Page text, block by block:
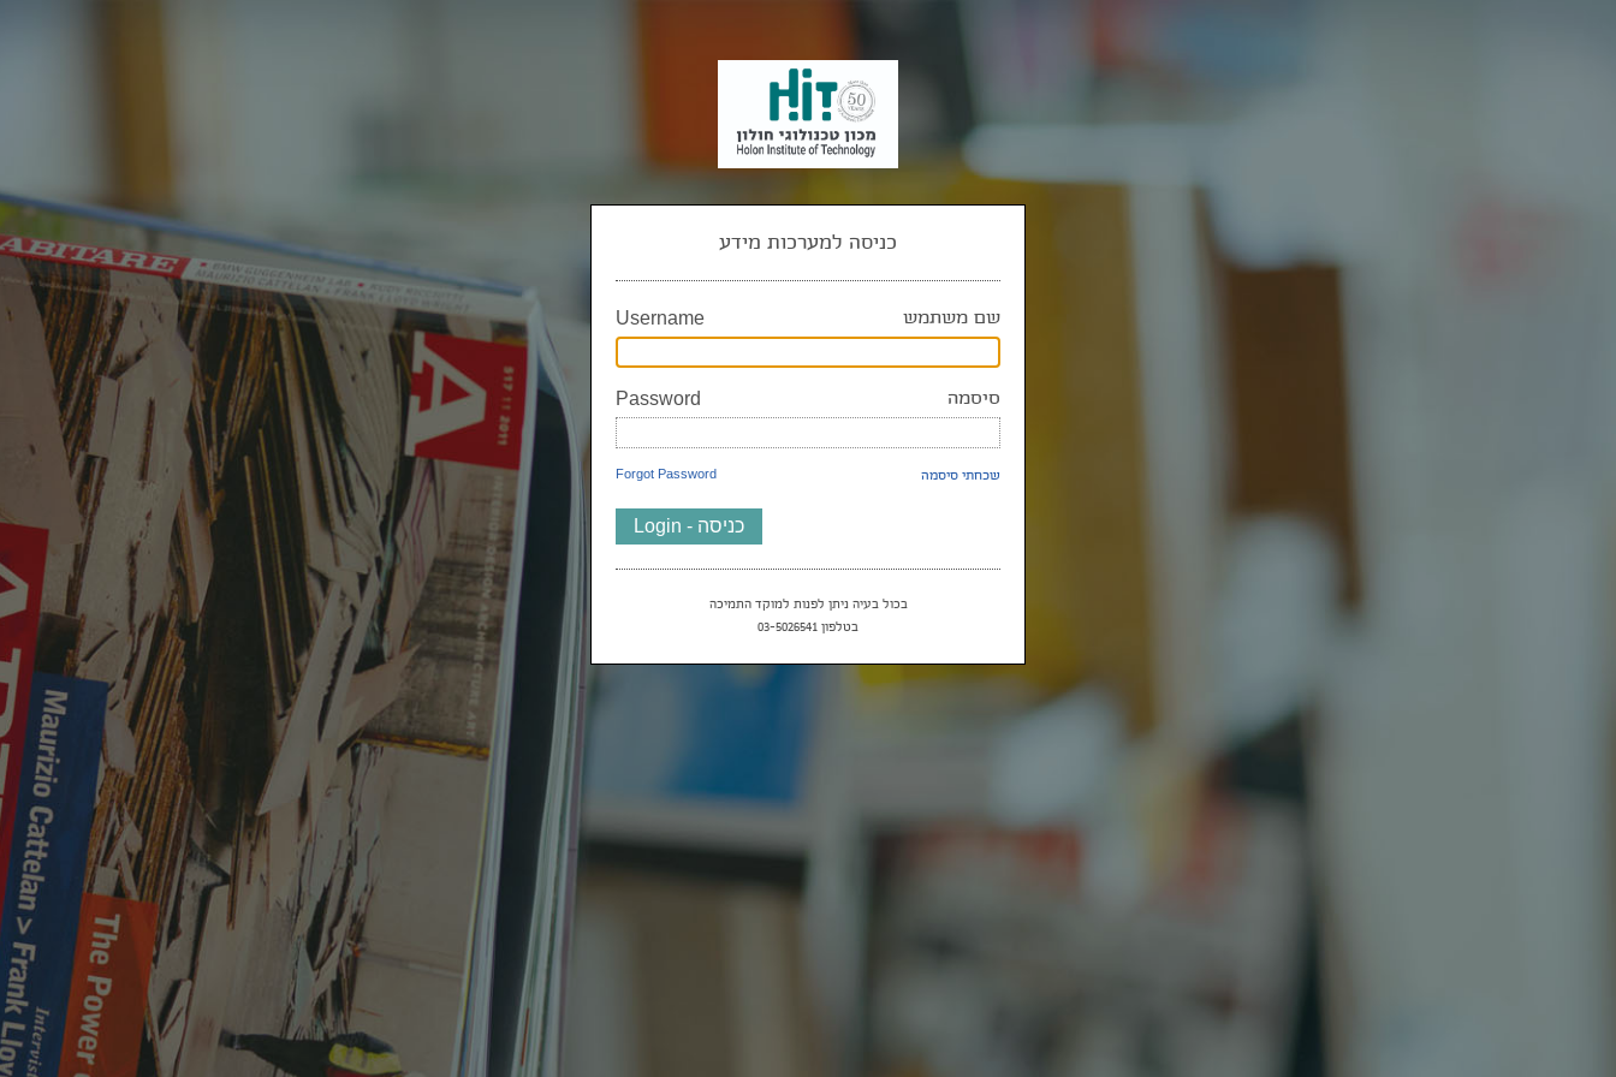
כניסה למערכות מידע
שם משתמש Username
סיסמה Password
Forgot Password שכחתי סיסמה
בכול בעיה ניתן לפנות למוקד התמיכה
בטלפון 03-5026541